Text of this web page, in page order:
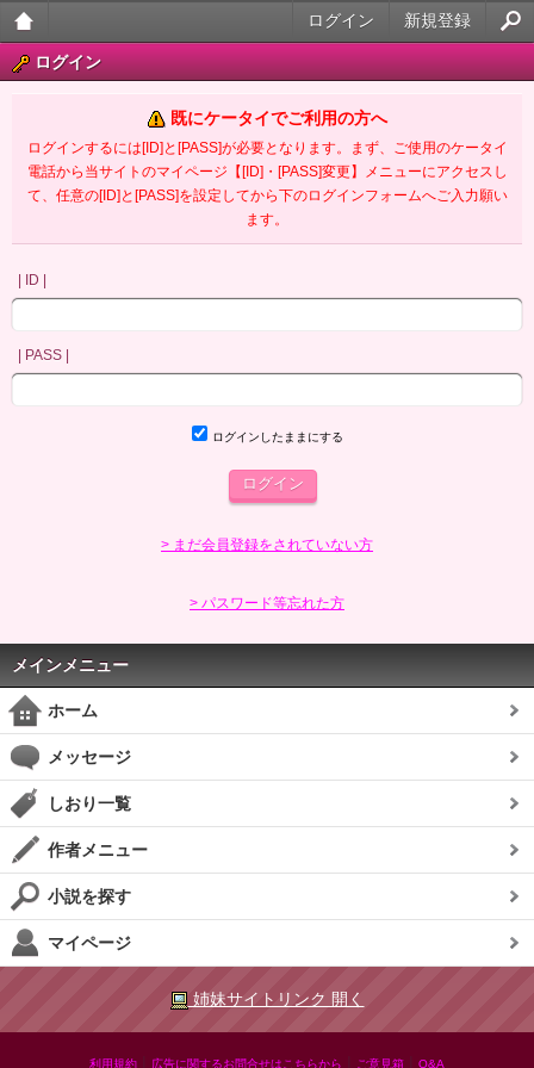
大人
ータ
イ官
新規登録
ログイン
ログイン
既にケータイでご利用の方へ
ログインするには[ID]と[PASS]が必要となります。まず、ご使用のケータイ
電話から当サイトのマイページ【[ID]・[PASS]変更】メニューにアクセスし
て、任意の[ID]と[PASS]を設定してから下のログインフォームへご入力願い
ます。
| ID |
| PASS |
ログインしたままにする
> まだ会員登録をされていない方
> パスワード等忘れた方
メインメニュー
ホーム
メッセージ
しおり一覧
作者メニュー
小説を探す
マイページ
姉妹サイトリンク 開く
利用規約 広告に関するお問合せはこちらから ご意見箱 Q&A